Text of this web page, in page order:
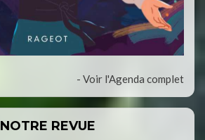
- Voir l'Agenda complet
NOTRE REVUE